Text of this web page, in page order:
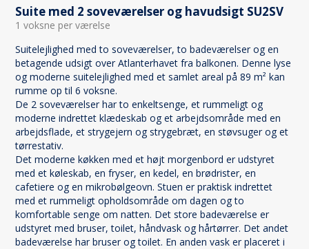
Suite med 2 soveværelser og havudsigt SU2SV
1 voksne per værelse
Suitelejlighed med to soveværelser, to badeværelser og en
betagende udsigt over Atlanterhavet fra balkonen. Denne lyse
og moderne suitelejlighed med et samlet areal på 89 m² kan
rumme op til 6 voksne.
De 2 soveværelser har to enkeltsenge, et rummeligt og
moderne indrettet klædeskab og et arbejdsområde med en
arbejdsflade, et strygejern og strygebræt, en støvsuger og et
tørrestativ.
Det moderne køkken med et højt morgenbord er udstyret
med et køleskab, en fryser, en kedel, en brødrister, en
cafetiere og en mikrobølgeovn. Stuen er praktisk indrettet
med et rummeligt opholdsområde om dagen og to
komfortable senge om natten. Det store badeværelse er
udstyret med bruser, toilet, håndvask og hårtørrer. Det andet
badeværelse har bruser og toilet. En anden vask er placeret i